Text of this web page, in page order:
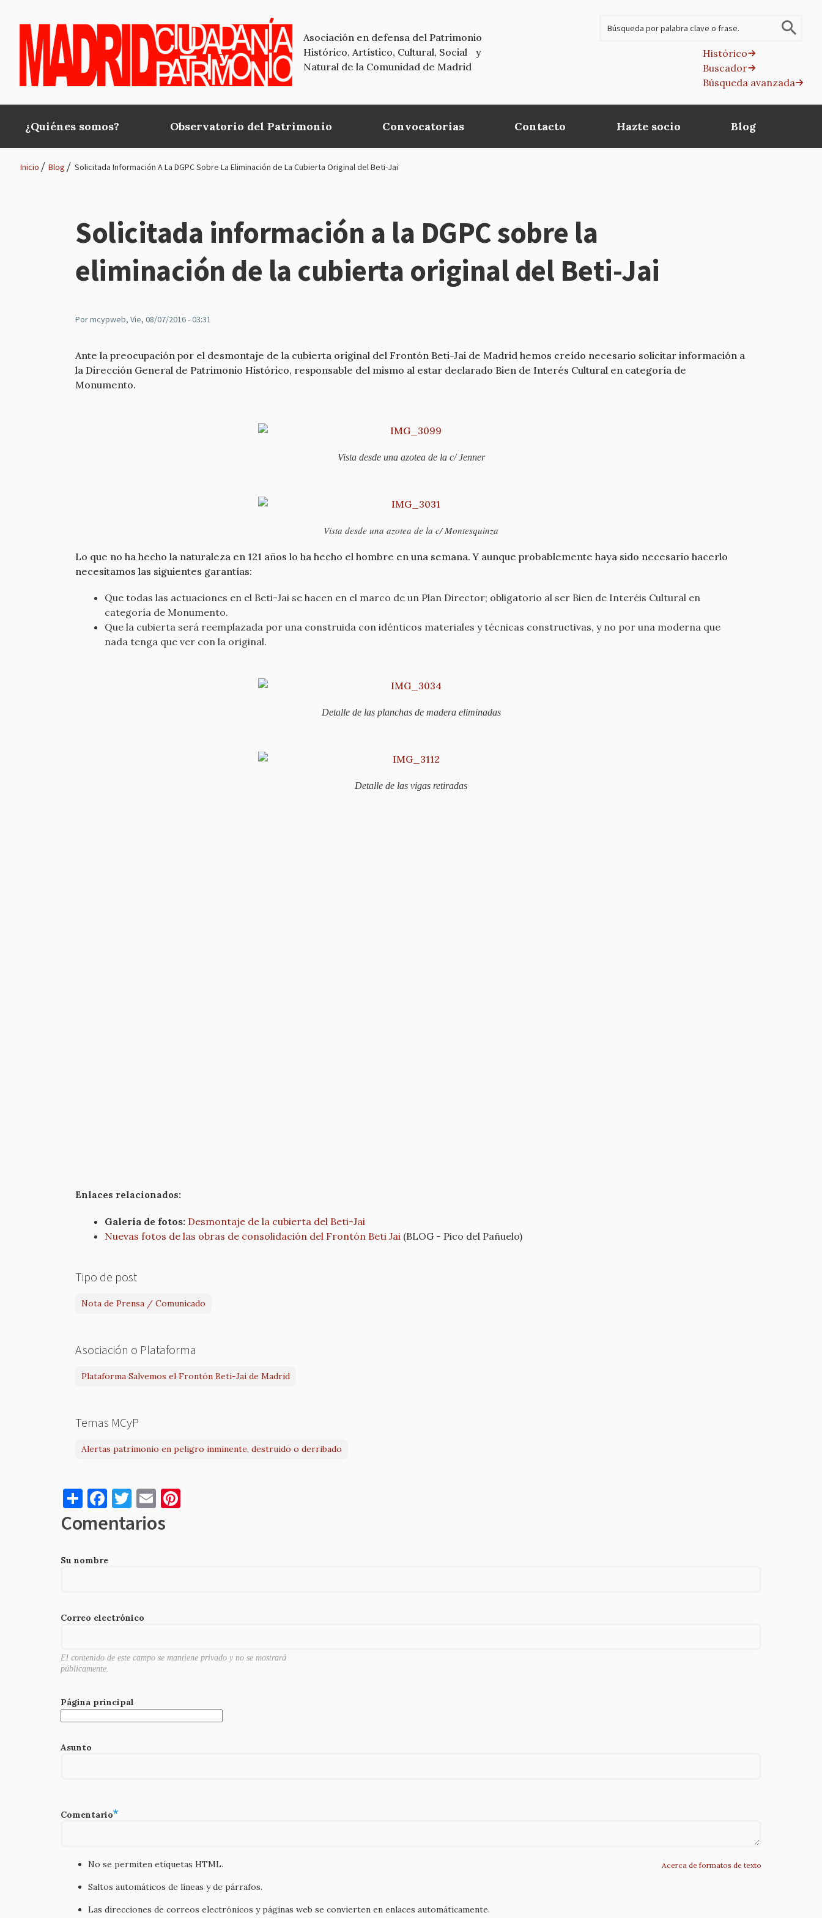
Asociación en defensa del Patrimonio
Histórico, Artístico, Cultural, Social y
Natural de la Comunidad de Madrid
Histórico
Buscador
Búsqueda avanzada
Main
navigation
¿Quiénes somos? Observatorio del Patrimonio Convocatorias Contacto Hazte socio Blog
navegación
Inicio Blog Solicitada Información A La DGPC Sobre La Eliminación de La Cubierta Original del Beti-Jai
Solicitada información a la DGPC sobre la
eliminación de la cubierta original del Beti-Jai
Pormcypweb, Vie, 08/07/2016 - 03:31
Ante la preocupación por el desmontaje de la cubierta original del Frontón Beti-Jai de Madrid hemos creído necesario solicitar información a
la Dirección General de Patrimonio Histórico, responsable del mismo al estar declarado Bien de Interés Cultural en categoría de
Monumento.
Vista desde una azotea de la c/ Jenner
Vista desde una azotea de la c/ Montesquinza
Lo que no ha hecho la naturaleza en 121 años lo ha hecho el hombre en una semana. Y aunque probablemente haya sido necesario hacerlo
necesitamos las siguientes garantías:
Que todas las actuaciones en el Beti-Jai se hacen en el marco de un Plan Director; obligatorio al ser Bien de Interéis Cultural en
categoría de Monumento.
Que la cubierta será reemplazada por una construida con idénticos materiales y técnicas constructivas, y no por una moderna que
nada tenga que ver con la original.
Detalle de las planchas de madera eliminadas
Detalle de las vigas retiradas
Enlaces relacionados:
Galería de fotos: Desmontaje de la cubierta del Beti-Jai
Nuevas fotos de las obras de consolidación del Frontón Beti Jai (BLOG - Pico del Pañuelo)
Tipo de post
Nota de Prensa / Comunicado
Asociación o Plataforma
Plataforma Salvemos el Frontón Beti-Jai de Madrid
Temas MCyP
Alertas patrimonio en peligro inminente, destruido o derribado
S
h
ar
e
F
a
c
e
o
T
w
it
E
m
ai
Comentarios
Su nombre
Correo electrónico
El contenido de este campo se mantiene privado y no se mostrará
públicamente.
Página principal
Asunto
Comentario
Acerca de formatos de texto
No se permiten etiquetas HTML.
Saltos automáticos de líneas y de párrafos.
Las direcciones de correos electrónicos y páginas web se convierten en enlaces automáticamente.